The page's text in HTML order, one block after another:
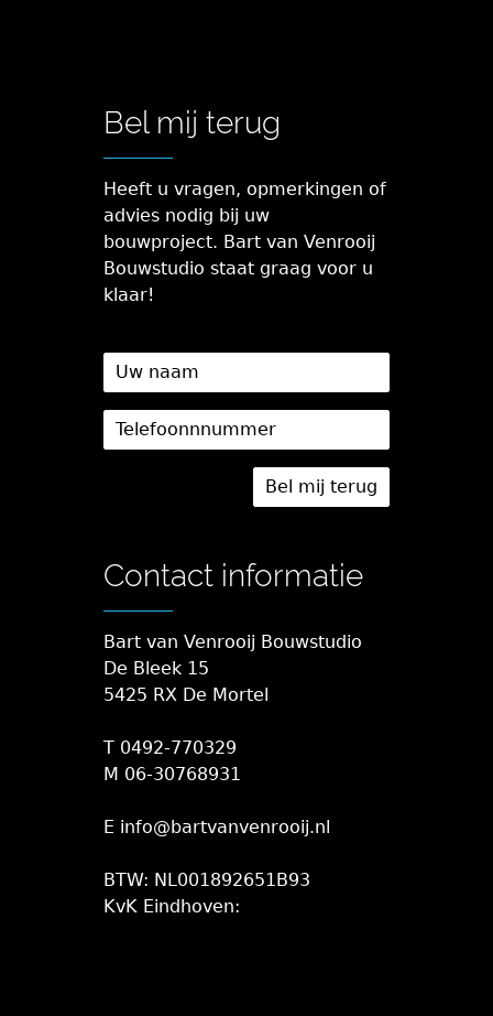
Bel mij terug
Heeft u vragen, opmerkingen of
advies nodig bij uw
bouwproject. Bart van Venrooij
Bouwstudio staat graag voor u
klaar!
Contact informatie
Bart van Venrooij Bouwstudio
De Bleek 15
5425 RX De Mortel
T 0492-770329
M 06-30768931
E info@bartvanvenrooij.nl
BTW: NL001892651B93
KvK Eindhoven: